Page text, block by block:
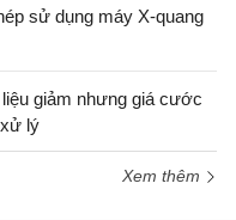
sử dụng máy X-quang
giảm nhưng giá cước
lý
Xem thêm